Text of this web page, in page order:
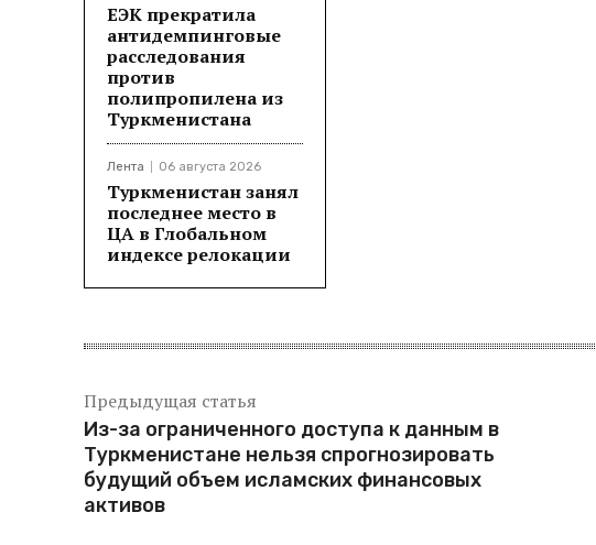
ЕЭК прекратила
антидемпинговые
расследования
против
полипропилена из
Туркменистана
Лента 06 августа 2026
Туркменистан занял
последнее место в
ЦА в Глобальном
индексе релокации
Предыдущая статья
Из-за ограниченного доступа к данным в
Туркменистане нельзя спрогнозировать
будущий объем исламских финансовых
активов